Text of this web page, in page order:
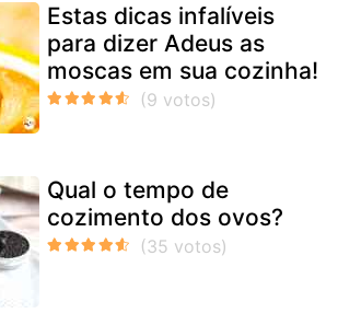
Estas dicas infalíveis
para dizer Adeus as
moscas em sua cozinha!
Qual o tempo de
cozimento dos ovos?